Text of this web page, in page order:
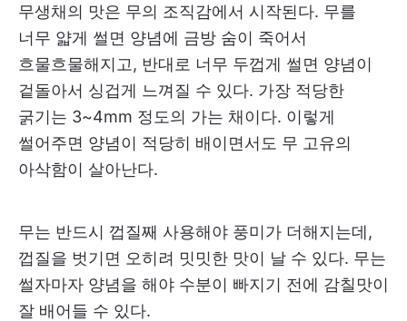
무생채의 맛은 무의 조직감에서 시작된다. 무를
너무 얇게 썰면 양념에 금방 숨이 죽어서
흐물흐물해지고, 반대로 너무 두껍게 썰면 양념이
겉돌아서 싱겁게 느껴질 수 있다. 가장 적당한
굵기는 3~4mm 정도의 가는 채이다. 이렇게
썰어주면 양념이 적당히 배이면서도 무 고유의
아삭함이 살아난다.
무는 반드시 껍질째 사용해야 풍미가 더해지는데,
껍질을 벗기면 오히려 밋밋한 맛이 날 수 있다. 무는
썰자마자 양념을 해야 수분이 빠지기 전에 감칠맛이
잘 배어들 수 있다.